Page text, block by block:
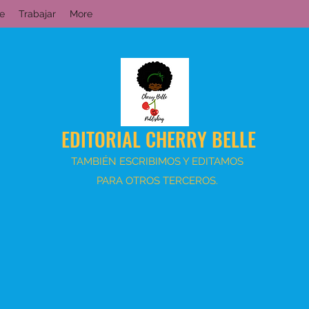
Trabajar More
EDITORIAL CHERRY BELLE
TAMBIÉN ESCRIBIMOS Y EDITAMOS
PARA OTROS TERCEROS.